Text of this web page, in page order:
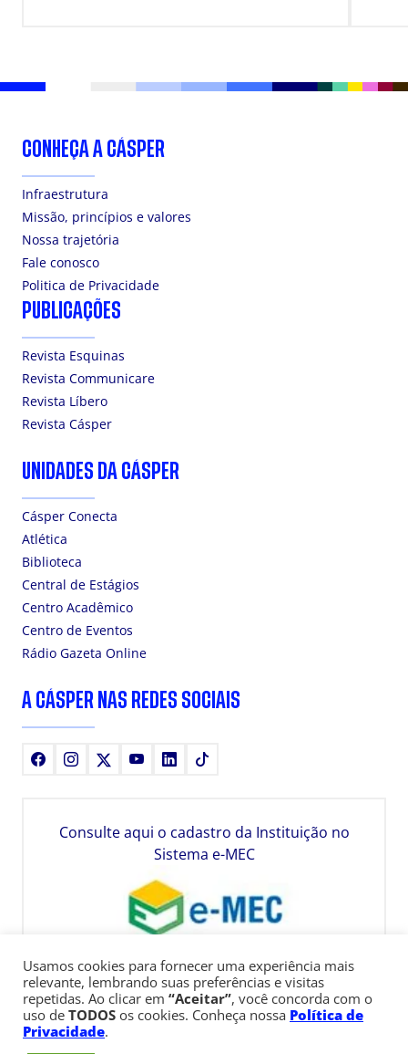
CONHEÇA A CÁSPER
Infraestrutura
Missão, princípios e valores
Nossa trajetória
Fale conosco
Politica de Privacidade
PUBLICAÇÕES
Revista Esquinas
Revista Communicare
Revista Líbero
Revista Cásper
UNIDADES DA CÁSPER
Cásper Conecta
Atlética
Biblioteca
Central de Estágios
Centro Acadêmico
Centro de Eventos
Rádio Gazeta Online
A CÁSPER NAS REDES SOCIAIS
FacebookInstagram YoutubeLinkedIn
Consulte aqui o cadastro da Instituição no
Sistema e-MEC
Usamos cookies para fornecer uma experiência mais
relevante, lembrando suas preferências e visitas
repetidas. Ao clicar em “Aceitar”, você concorda com o
uso de TODOS os cookies. Conheça nossa Política de
Privacidade.